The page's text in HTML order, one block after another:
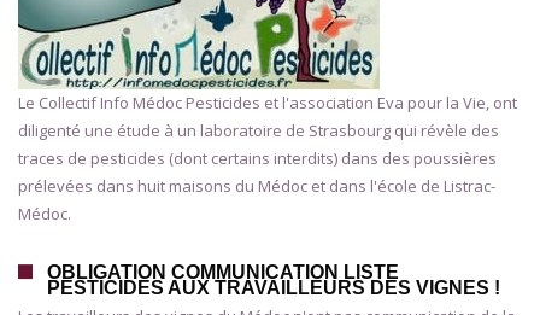
Le Collectif Info Médoc Pesticides et l'association Eva pour la Vie, ont
diligenté une étude à un laboratoire de Strasbourg qui révèle des
traces de pesticides (dont certains interdits) dans des poussières
prélevées dans huit maisons du Médoc et dans l'école de Listrac-
Médoc.
OBLIGATION COMMUNICATION LISTE
PESTICIDES AUX TRAVAILLEURS DES VIGNES !